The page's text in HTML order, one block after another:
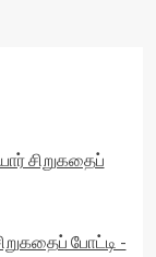
சிறுகதைப்
போட்டி -